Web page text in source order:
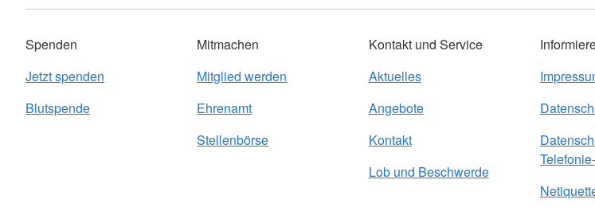
Spenden
Jetzt spenden
Blutspende
Mitmachen
Mitglied werden
Ehrenamt
Stellenbörse
Kontakt und Service
Aktuelles
Angebote
Kontakt
Lob und Beschwerde